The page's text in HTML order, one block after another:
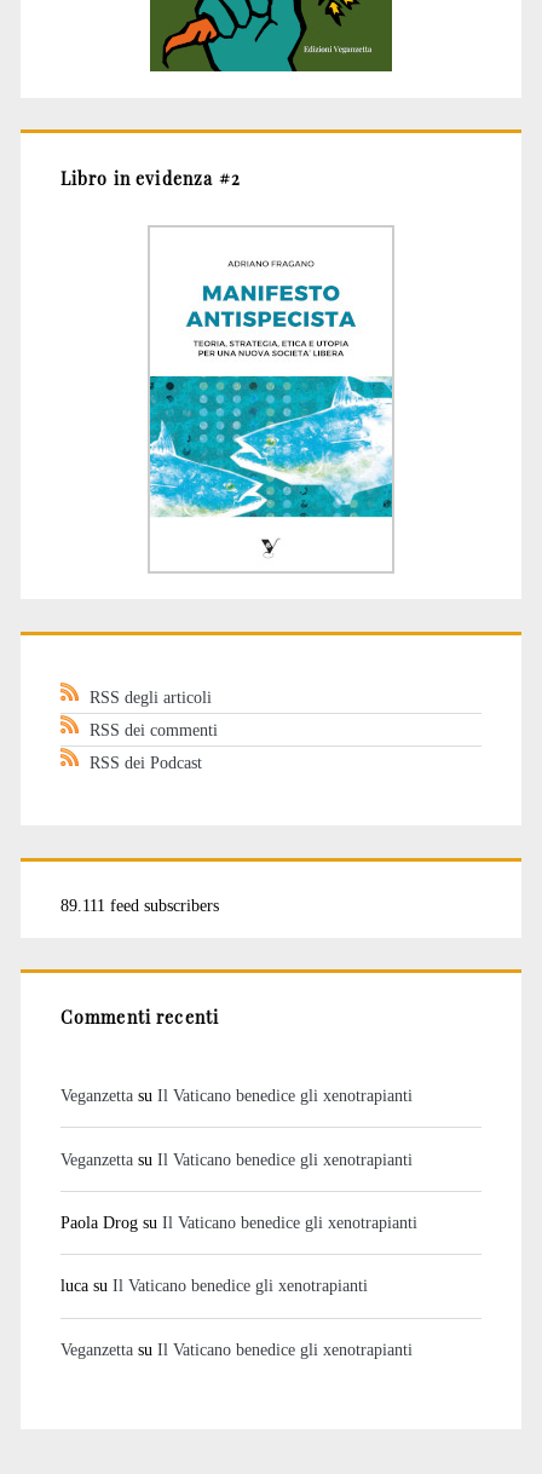
Libro in evidenza #2
RSS degli articoli
RSS dei commenti
RSS dei Podcast
89.111 feed subscribers
Commenti recenti
Veganzettasu Il Vaticano benedice gli xenotrapianti
Veganzettasu Il Vaticano benedice gli xenotrapianti
Paola Drogsu Il Vaticano benedice gli xenotrapianti
lucasu Il Vaticano benedice gli xenotrapianti
Veganzettasu Il Vaticano benedice gli xenotrapianti